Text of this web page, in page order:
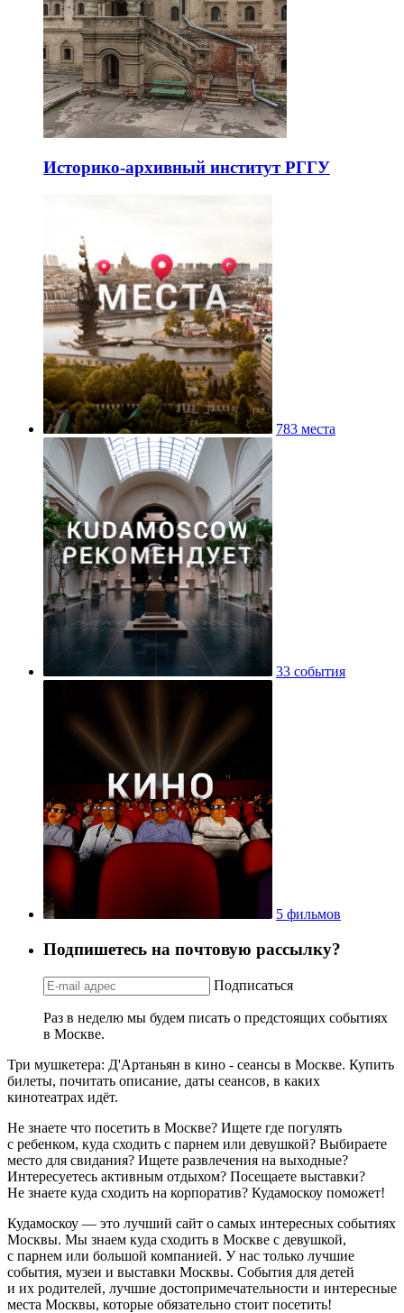
Историко-архивный институт РГГУ
783 места
33 события
5 фильмов
Подпишетесь на почтовую рассылку?
Подписаться
Раз в неделю мы будем писать о предстоящих событиях
в Москве.
Три мушкетера: Д'Артаньян в кино - сеансы в Москве. Купить
билеты, почитать описание, даты сеансов, в каких
кинотеатрах идёт.
Не знаете что посетить в Москве? Ищете где погулять
с ребенком, куда сходить с парнем или девушкой? Выбираете
место для свидания? Ищете развлечения на выходные?
Интересуетесь активным отдыхом? Посещаете выставки?
Не знаете куда сходить на корпоратив? Кудамоскоу поможет!
Кудамоскоу — это лучший сайт о самых интересных событиях
Москвы. Мы знаем куда сходить в Москве с девушкой,
с парнем или большой компанией. У нас только лучшие
события, музеи и выставки Москвы. События для детей
и их родителей, лучшие достопримечательности и интересные
места Москвы, которые обязательно стоит посетить!